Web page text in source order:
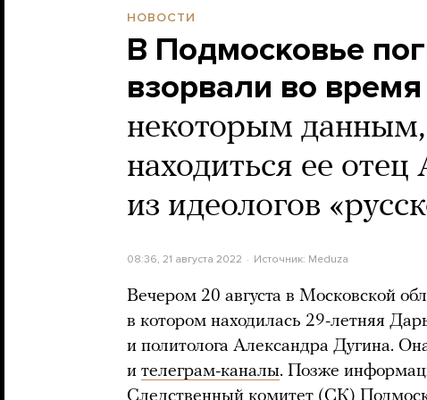
НОВОСТИ
В Подмосковье
взорвали во
некоторым
находиться ее
из идеологов
08:36, 21 августа 2022 Источник: Meduza
Вечером 20 августа в Московской
в котором находилась 29-летняя
и политолога Александра Дугина.
и телеграм-каналы. Позже
Следственный комитет (СК)